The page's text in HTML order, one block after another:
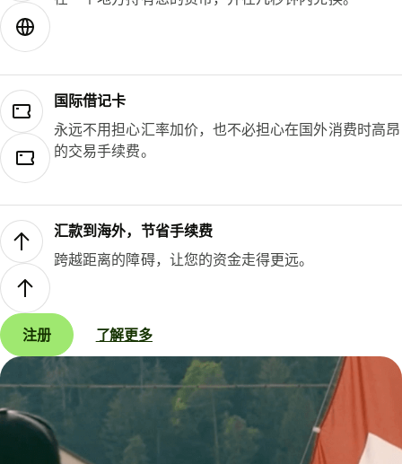
国际借记卡
永远不用担心汇率加价，也不必担心在国外消费时高昂
的交易手续费。
汇款到海外，节省手续费
跨越距离的障碍，让您的资金走得更远。
注册 了解更多